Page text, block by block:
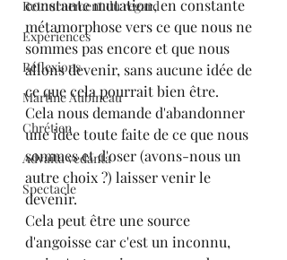
Retournement du regard
Expériences
Réflexions
Martine Aubineau
Chrétien
Advaita vedanta
Spectacle
constante mutation, en constante
métamorphose vers ce que nous ne
sommes pas encore et que nous
allons devenir, sans aucune idée de
ce que cela pourrait bien être.
Cela nous demande d'abandonner
une idée toute faite de ce que nous
sommes et d'oser (avons-nous un
autre choix ?) laisser venir le
devenir.
Cela peut être une source
d'angoisse car c'est un inconnu,